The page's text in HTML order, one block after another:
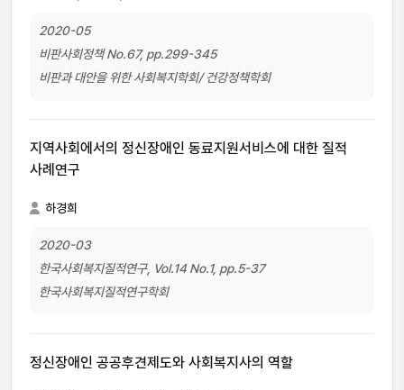
2020-05
비판사회정책 No.67, pp.299-345
비판과 대안을 위한 사회복지학회/ 건강정책학회
지역사회에서의 정신장애인 동료지원서비스에 대한 질적
사례연구
하경희
2020-03
한국사회복지질적연구, Vol.14 No.1, pp.5-37
한국사회복지질적연구학회
정신장애인 공공후견제도와 사회복지사의 역할